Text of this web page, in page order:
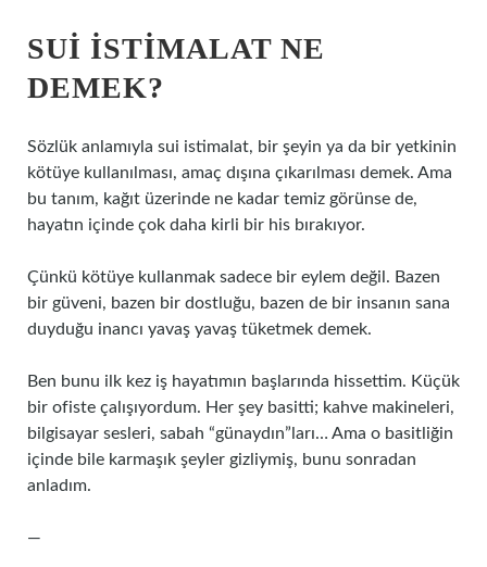
SUI ISTIMALAT NE
DEMEK?
Sözlük anlamıyla sui istimalat, bir şeyin ya da bir yetkinin
kötüye kullanılması, amaç dışına çıkarılması demek. Ama
bu tanım, kağıt üzerinde ne kadar temiz görünse de,
hayatın içinde çok daha kirli bir his bırakıyor.
Çünkü kötüye kullanmak sadece bir eylem değil. Bazen
bir güveni, bazen bir dostluğu, bazen de bir insanın sana
duyduğu inancı yavaş yavaş tüketmek demek.
Ben bunu ilk kez iş hayatımın başlarında hissettim. Küçük
bir ofiste çalışıyordum. Her şey basitti; kahve makineleri,
bilgisayar sesleri, sabah “günaydın”ları… Ama o basitliğin
içinde bile karmaşık şeyler gizliymiş, bunu sonradan
anladım.
—